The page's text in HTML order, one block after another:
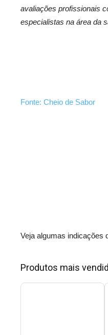
avaliações profissionais
especialistas na área da
Fonte: Cheio de Sabor
Veja algumas indicações
Produtos mais